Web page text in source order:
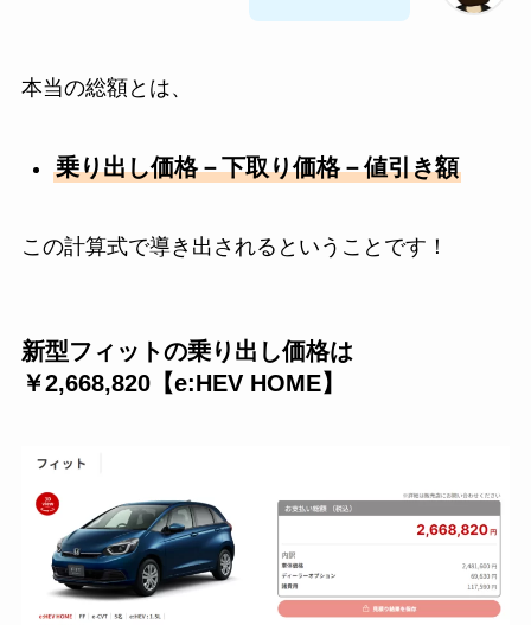
本当の総額とは、
乗り出し価格－下取り価格－値引き額
この計算式で導き出されるということです！
新型フィットの乗り出し価格は
￥2,668,820【e:HEV HOME】